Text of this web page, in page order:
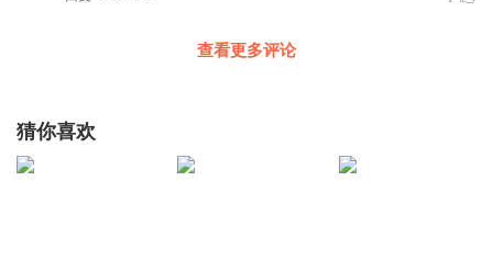
查看更多评论
猜你喜欢